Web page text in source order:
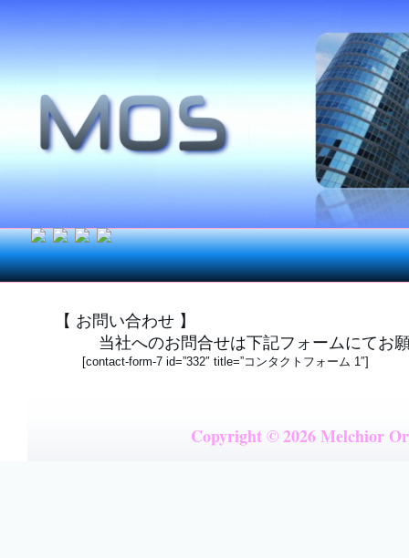
【 お問い合わせ 】
当社へのお問合せは下記フォームにてお
[contact-form-7 id=”332″ title=”コンタクトフォーム 1″]
Copyright © 2026 Melchior